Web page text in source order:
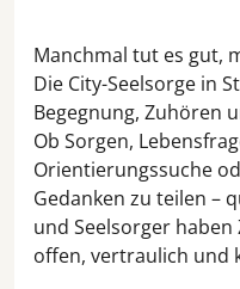
Manchmal tut es gut,
Die City-Seelsorge in
Begegnung, Zuhören
Ob Sorgen,
Orientierungssuche
Gedanken zu teilen –
und Seelsorger haben
offen, vertraulich und